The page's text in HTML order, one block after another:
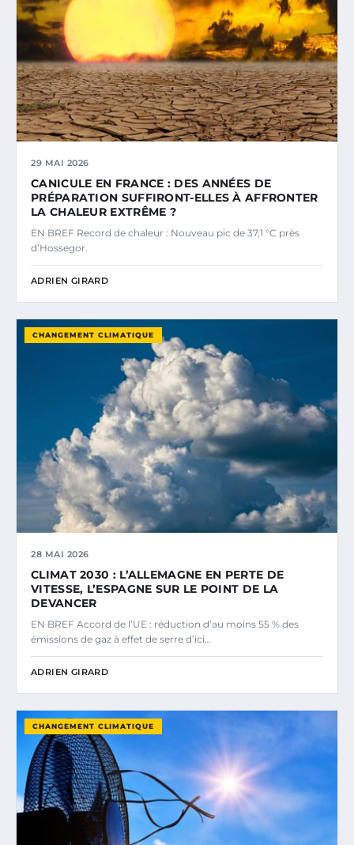
29 MAI 2026
CANICULE EN FRANCE : DES ANNÉES DE
PRÉPARATION SUFFIRONT-ELLES À AFFRONTER
LA CHALEUR EXTRÊME ?
EN BREF Record de chaleur : Nouveau pic de 37,1 °C près
d’Hossegor.
ADRIEN GIRARD
CHANGEMENT CLIMATIQUE
28 MAI 2026
CLIMAT 2030 : L’ALLEMAGNE EN PERTE DE
VITESSE, L’ESPAGNE SUR LE POINT DE LA
DEVANCER
EN BREF Accord de l’UE : réduction d’au moins 55 % des
émissions de gaz à effet de serre d’ici…
ADRIEN GIRARD
CHANGEMENT CLIMATIQUE